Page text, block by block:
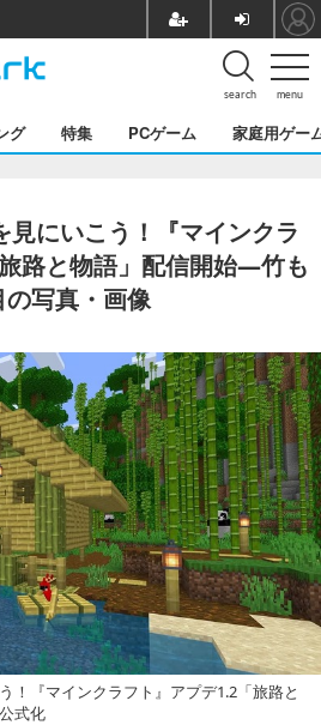
menu
search
グ 特集 PCゲーム 家庭用ゲー
見にいこう！『マインクラ
路と物語」配信開始―竹も
写真・画像
！『マインクラフト』アプデ1.2「旅路と
式化